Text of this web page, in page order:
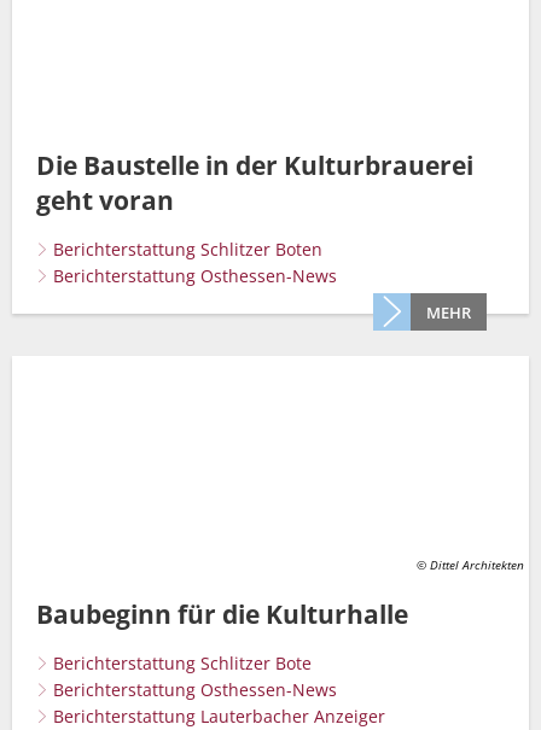
Die Baustelle in der Kulturbrauerei
geht voran
Berichterstattung Schlitzer Boten
Berichterstattung Osthessen-News
MEHR
© Dittel Architekten
Baubeginn für die Kulturhalle
Berichterstattung Schlitzer Bote
Berichterstattung Osthessen-News
Berichterstattung Lauterbacher Anzeiger